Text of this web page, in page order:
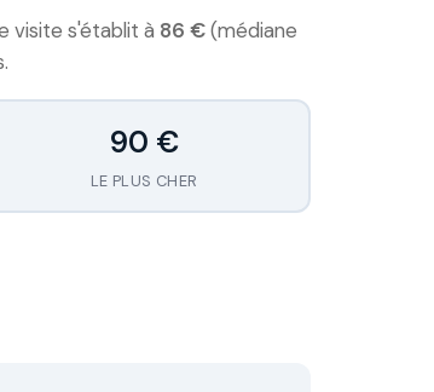
visite s'établit à 86 €(médiane
90 €
LE PLUS CHER